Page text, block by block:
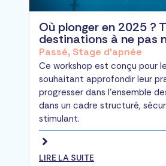
Où plonger en 2025 ?
destinations à ne pas
Passé, Stage d'apnée
Ce workshop est conçu pour
souhaitant approfondir leur
progresser dans l’ensemble
dans un cadre structuré,
stimulant.
LIRE LA SUITE